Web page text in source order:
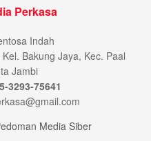
Perkasa
Indah
Bakung Jaya, Kec. Paal
Jambi
3293-75641
Media Siber